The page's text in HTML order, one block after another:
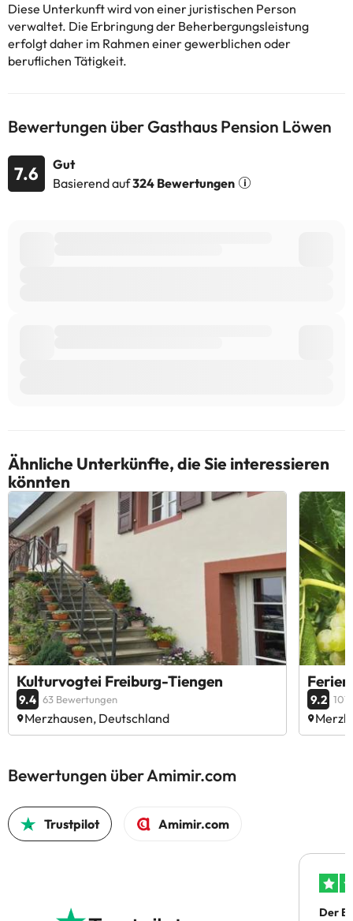
Diese Unterkunft wird von einer juristischen Person
verwaltet. Die Erbringung der Beherbergungsleistung
erfolgt daher im Rahmen einer gewerblichen oder
beruflichen Tätigkeit.
Bewertungen über Gasthaus Pension Löwen
7.6
Gut
Basierend auf324 Bewertungen
Ähnliche Unterkünfte, die Sie interessieren
könnten
Kulturvogtei Freiburg-Tiengen
9.4 63 Bewertungen
Merzhausen, Deutschland
9.2 101
Bewertungen über Amimir.com
Trustpilot Amimir.com
Der